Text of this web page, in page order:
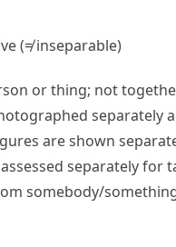
(≠ inseparable)
or thing; not
separately
are shown
separately for
somebody/